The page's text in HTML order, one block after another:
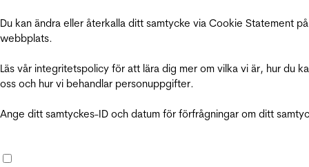
Du kan ändra eller återkalla ditt samtycke via Cookie Statement
webbplats.
Läs vår integritetspolicy för att lära dig mer om vilka vi är, hur du
oss och hur vi behandlar personuppgifter.
Ange ditt samtyckes-ID och datum för förfrågningar om ditt